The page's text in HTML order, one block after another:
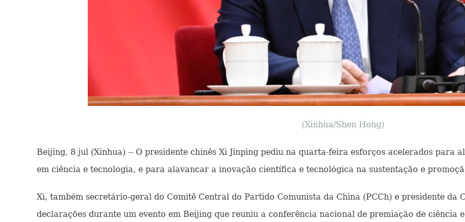
(Xinhua/Shen Hong)
Beijing, 8 jul (Xinhua) -- O presidente chinês Xi Jinping pediu na quarta-feira esforços acelerados para
em ciência e tecnologia, e para alavancar a inovação científica e tecnológica na sustentação e
Xi, também secretário-geral do Comitê Central do Partido Comunista da China (PCCh) e presidente da
declarações durante um evento em Beijing que reuniu a conferência nacional de premiação de ciência